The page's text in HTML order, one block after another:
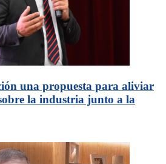
una propuesta para aliviar
la industria junto a la